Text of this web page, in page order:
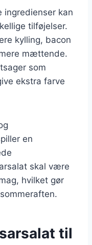
kan
tilføjelser.
kylling, bacon
mættende.
som
ekstra farve
en
skal være
hvilket gør
til